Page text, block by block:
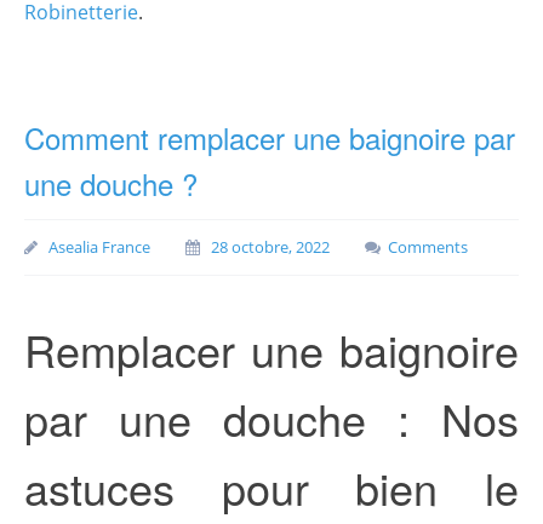
Robinetterie.
Comment remplacer une baignoire par
une douche ?
Asealia France 28 octobre, 2022 Comments
Remplacer une baignoire
par une douche : Nos
astuces pour bien le